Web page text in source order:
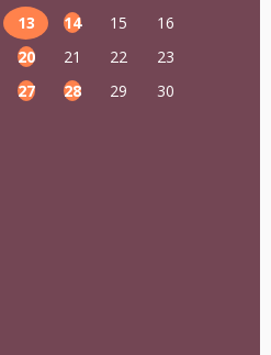
13 14 15
16
20 21 22
23
27 28 29 30